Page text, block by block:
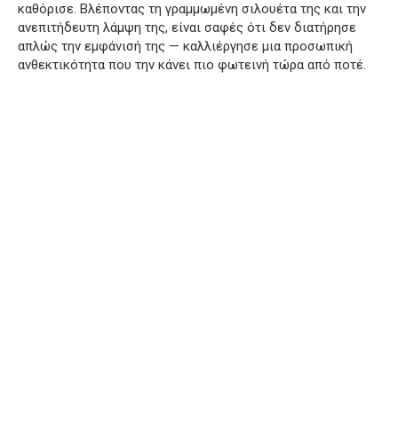
καθόρισε. Βλέποντας τη γραμμωμένη σιλουέτα της και την
ανεπιτήδευτη λάμψη της, είναι σαφές ότι δεν διατήρησε
απλώς την εμφάνισή της — καλλιέργησε μια προσωπική
ανθεκτικότητα που την κάνει πιο φωτεινή τώρα από ποτέ.